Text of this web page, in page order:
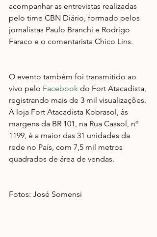
acompanhar as entrevistas realizadas
pelo time CBN Diário, formado pelos
jornalistas Paulo Branchi e Rodrigo
Faraco e o comentarista Chico Lins.
O evento também foi transmitido ao
vivo pelo Facebook do Fort Atacadista,
registrando mais de 3 mil visualizações.
A loja Fort Atacadista Kobrasol, às
margens da BR 101, na Rua Cassol, nº
1199, é a maior das 31 unidades da
rede no País, com 7,5 mil metros
quadrados de área de vendas.
Fotos: José Somensi